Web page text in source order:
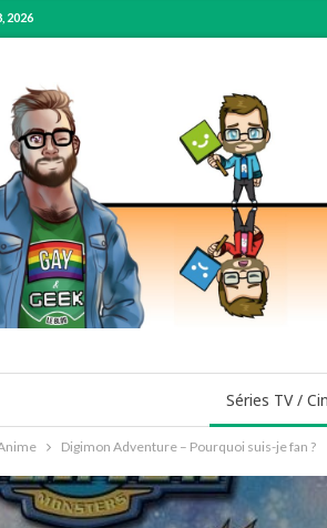
2026
Séries TV /
Digimon Adventure – Pourquoi suis-je fan ?